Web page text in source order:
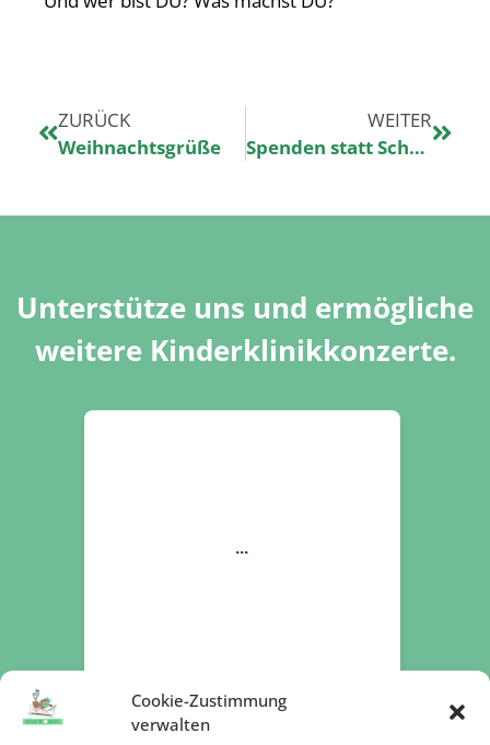
Cookie-Zustimmung
verwalten
ZURÜCK
Weihnachtsgrüße
WEITER
Spenden statt Schenken
Unterstütze uns und ermögliche
weitere Kinderklinikkonzerte.